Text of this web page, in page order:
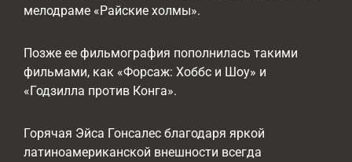
мелодраме «Райские холмы».
Позже ее фильмография пополнилась такими
фильмами, как «Форсаж: Хоббс и Шоу» и
«Годзилла против Конга».
Горячая Эйса Гонсалес благодаря яркой
латиноамериканской внешности всегда